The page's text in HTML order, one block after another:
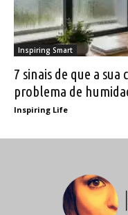
Inspiring Smart
7 sinais de que a sua
problema de
Inspiring Life